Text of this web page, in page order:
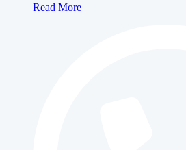
Canon
Read More